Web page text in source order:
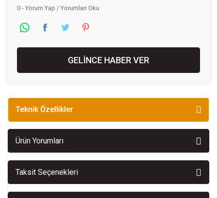
0 - Yorum Yap / Yorumları Oku
GELİNCE HABER VER
Teknik Özellikler
Ürün Yorumları
Taksit Seçenekleri